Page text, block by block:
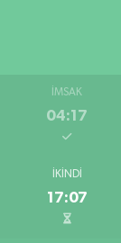
İMSAK
04:17
İKINDI
17:07